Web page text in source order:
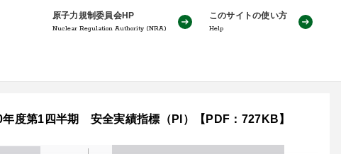
原子力規制委員会HP
Nuclear Regulation Authority (NRA)
このサイトの使い方
Help
度第1四半期 安全実績指標（PI）【PDF：727KB】